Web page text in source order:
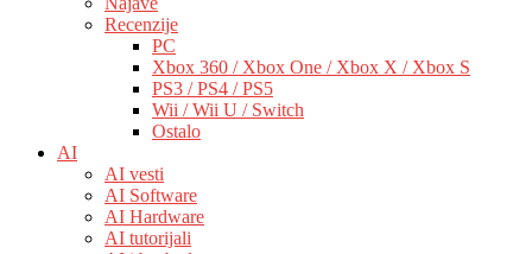
Recenzije
PC
Xbox 360 / Xbox One / Xbox X / Xbox S
PS3 / PS4 / PS5
Wii / Wii U / Switch
Ostalo
AI
AI vesti
AI Software
AI Hardware
AI tutorijali